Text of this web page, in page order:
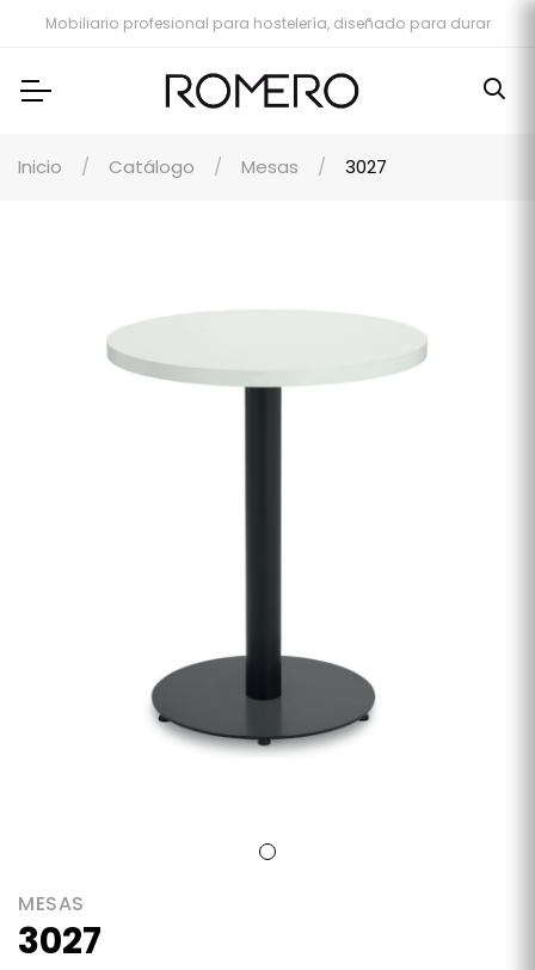
Mobiliario profesional para hostelería, diseñado para durar
Inicio Catálogo Mesas 3027
MESAS
3027